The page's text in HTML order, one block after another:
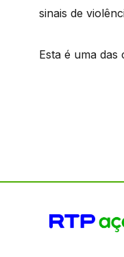
sinais de
Esta é uma